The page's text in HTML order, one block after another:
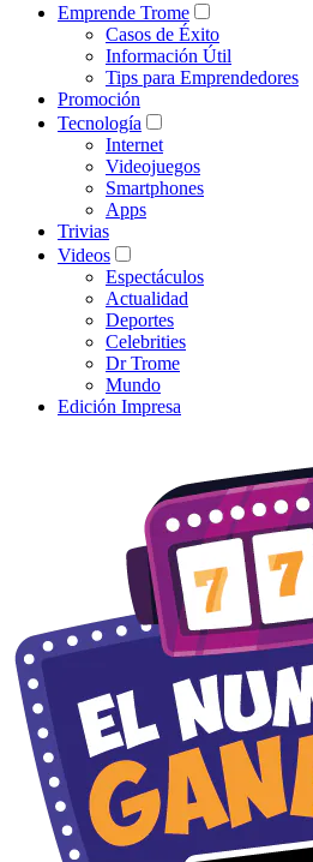
Emprende Trome
Casos de Éxito
Información Útil
Tips para Emprendedores
Promoción
Tecnología
Internet
Videojuegos
Smartphones
Apps
Trivias
Videos
Espectáculos
Actualidad
Deportes
Celebrities
Dr Trome
Mundo
Edición Impresa